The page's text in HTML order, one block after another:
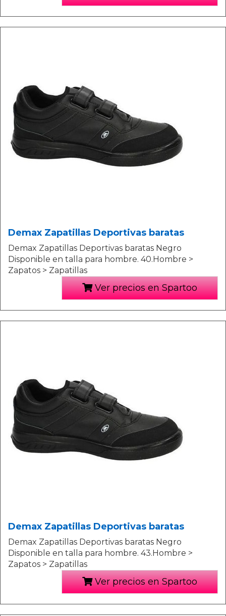
Demax Zapatillas Deportivas baratas
Demax Zapatillas Deportivas baratas Negro
Disponible en talla para hombre. 40.Hombre >
Zapatos > Zapatillas
Ver precios en Spartoo
Demax Zapatillas Deportivas baratas
Demax Zapatillas Deportivas baratas Negro
Disponible en talla para hombre. 43.Hombre >
Zapatos > Zapatillas
Ver precios en Spartoo